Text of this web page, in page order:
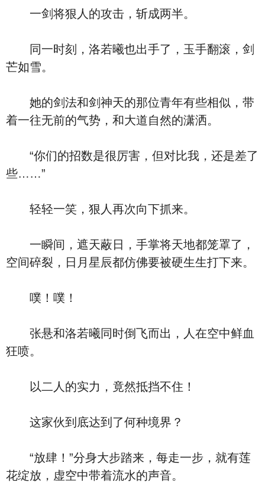
一剑将狠人的攻击，斩成两半。
同一时刻，洛若曦也出手了，玉手翻滚，剑
芒如雪。
她的剑法和剑神天的那位青年有些相似，带
着一往无前的气势，和大道自然的潇洒。
“你们的招数是很厉害，但对比我，还是差了
些……”
轻轻一笑，狠人再次向下抓来。
一瞬间，遮天蔽日，手掌将天地都笼罩了，
空间碎裂，日月星辰都仿佛要被硬生生打下来。
噗！噗！
张悬和洛若曦同时倒飞而出，人在空中鲜血
狂喷。
以二人的实力，竟然抵挡不住！
这家伙到底达到了何种境界？
“放肆！”分身大步踏来，每走一步，就有莲
花绽放，虚空中带着流水的声音。